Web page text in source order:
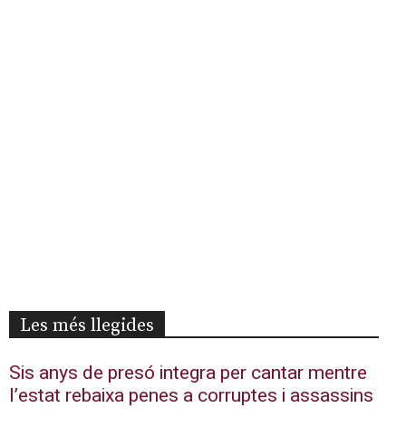
Les més llegides
Sis anys de presó integra per cantar mentre
l’estat rebaixa penes a corruptes i assassins